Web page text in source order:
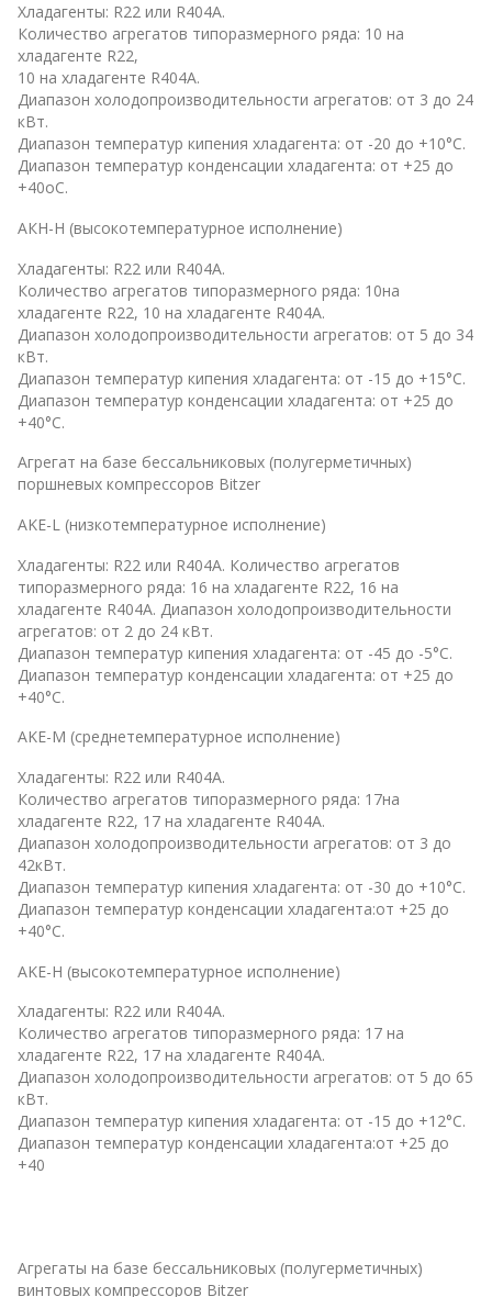
Хладагенты: R22 или R404A.
Количество агрегатов типоразмерного ряда: 10 на
хладагенте R22,
10 на хладагенте R404A.
Диапазон холодопроизводительности агрегатов: от 3 до 24
кВт.
Диапазон температур кипения хладагента: от -20 до +10°С.
Диапазон температур конденсации хладагента: от +25 до
+40оС.
AКH-H (высокотемпературное исполнение)
Хладагенты: R22 или R404A.
Количество агрегатов типоразмерного ряда: 10на
хладагенте R22, 10 на хладагенте R404A.
Диапазон холодопроизводительности агрегатов: от 5 до 34
кВт.
Диапазон температур кипения хладагента: от -15 до +15°С.
Диапазон температур конденсации хладагента: от +25 до
+40°С.
Агрегат на базе бессальниковых (полугерметичных)
поршневых компрессоров Bitzer
AKE-L (низкотемпературное исполнение)
Хладагенты: R22 или R404A. Количество агрегатов
типоразмерного ряда: 16 на хладагенте R22, 16 на
хладагенте R404A. Диапазон холодопроизводительности
агрегатов: от 2 до 24 кВт.
Диапазон температур кипения хладагента: от -45 до -5°С.
Диапазон температур конденсации хладагента: от +25 до
+40°С.
AKE-M (среднетемпературное исполнение)
Хладагенты: R22 или R404A.
Количество агрегатов типоразмерного ряда: 17на
хладагенте R22, 17 на хладагенте R404A.
Диапазон холодопроизводительности агрегатов: от 3 до
42кВт.
Диапазон температур кипения хладагента: от -30 до +10°С.
Диапазон температур конденсации хладагента:от +25 до
+40°С.
AKE-H (высокотемпературное исполнение)
Хладагенты: R22 или R404A.
Количество агрегатов типоразмерного ряда: 17 на
хладагенте R22, 17 на хладагенте R404A.
Диапазон холодопроизводительности агрегатов: от 5 до 65
кВт.
Диапазон температур кипения хладагента: от -15 до +12°С.
Диапазон температур конденсации хладагента:от +25 до
+40
Агрегаты на базе бессальниковых (полугерметичных)
винтовых компрессоров Bitzer